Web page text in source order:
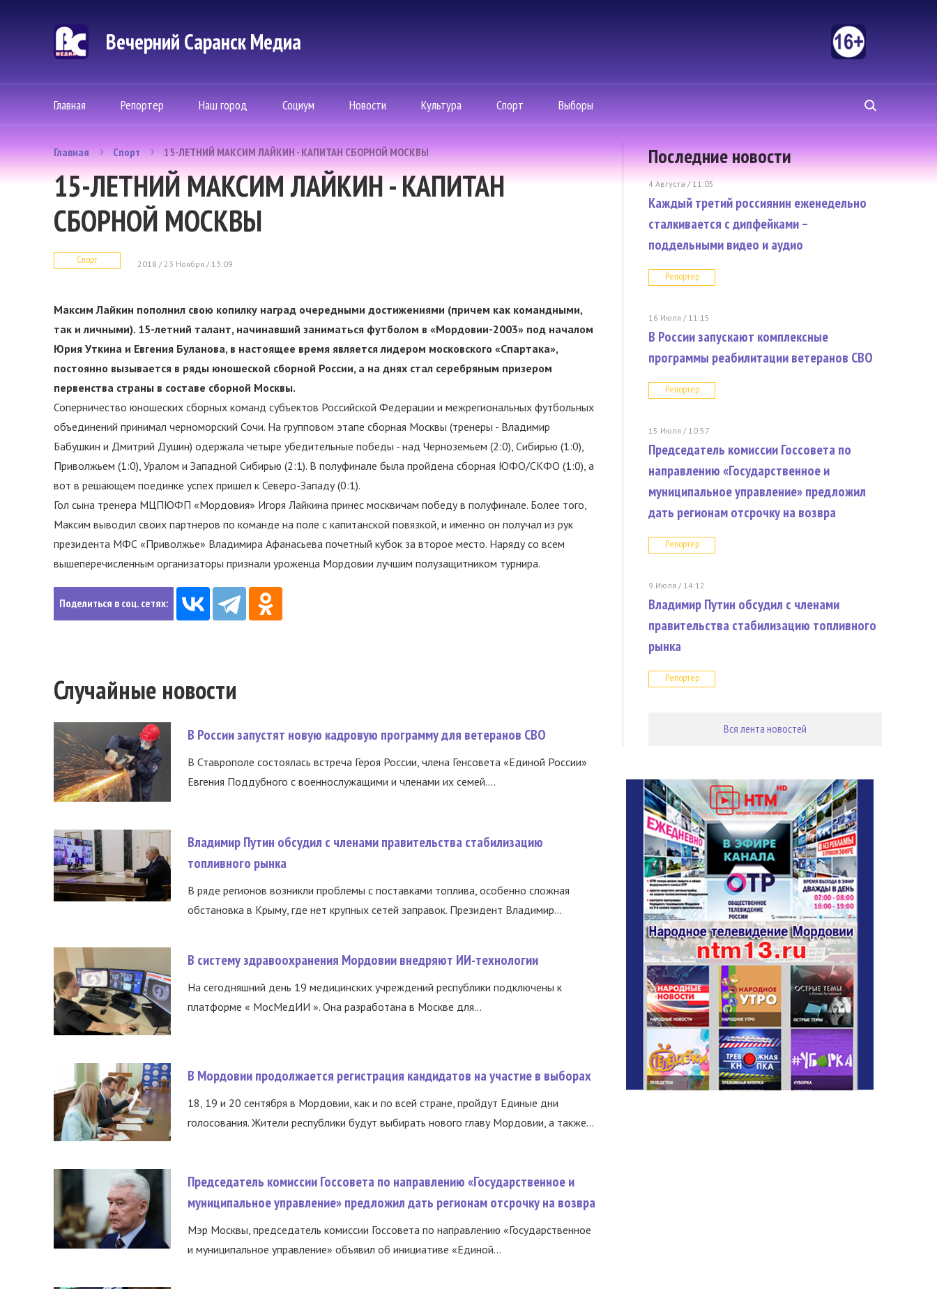
Вечерний Саранск Mедиа
Главная Репортер Наш город Социум Новости Культура Спорт Выборы
Главная Спорт 15-ЛЕТНИЙ МАКСИМ ЛАЙКИН - КАПИТАН СБОРНОЙ МОСКВЫ
15-ЛЕТНИЙ МАКСИМ ЛАЙКИН - КАПИТАН
СБОРНОЙ МОСКВЫ
Спорт 2018 / 23 Ноября / 13:09
Максим Лайкин пополнил свою копилку наград очередными достижениями (причем как командными,
так и личными). 15-летний талант, начинавший заниматься футболом в «Мордовии-2003» под началом
Юрия Уткина и Евгения Буланова, в настоящее время является лидером московского «Спартака»,
постоянно вызывается в ряды юношеской сборной России, а на днях стал серебряным призером
первенства страны в составе сборной Москвы.
Соперничество юношеских сборных команд субъектов Российской Федерации и межрегиональных футбольных
объединений принимал черноморский Сочи. На групповом этапе сборная Москвы (тренеры - Владимир
Бабушкин и Дмитрий Душин) одержала четыре убедительные победы - над Черноземьем (2:0), Сибирью (1:0),
Приволжьем (1:0), Уралом и Западной Сибирью (2:1). В полуфинале была пройдена сборная ЮФО/СКФО (1:0), а
вот в решающем поединке успех пришел к Северо-Западу (0:1).
Гол сына тренера МЦПЮФП «Мордовия» Игоря Лайкина принес москвичам победу в полуфинале. Более того,
Максим выводил своих партнеров по команде на поле с капитанской повязкой, и именно он получал из рук
президента МФС «Приволжье» Владимира Афанасьева почетный кубок за второе место. Наряду со всем
вышеперечисленным организаторы признали уроженца Мордовии лучшим полузащитником турнира.
Поделиться в соц. сетях:
Случайные новости
В России запустят новую кадровую программу для ветеранов СВО
В Ставрополе состоялась встреча Героя России, члена Генсовета «Единой России»
Евгения Поддубного с военнослужащими и членами их семей....
Владимир Путин обсудил с членами правительства стабилизацию
топливного рынка
В ряде регионов возникли проблемы с поставками топлива, особенно сложная
обстановка в Крыму, где нет крупных сетей заправок. Президент Владимир...
В систему здравоохранения Мордовии внедряют ИИ-технологии
На сегодняшний день 19 медицинских учреждений республики подключены к
платформе « МосМедИИ ». Она разработана в Москве для...
В Мордовии продолжается регистрация кандидатов на участие в выборах
18, 19 и 20 сентября в Мордовии, как и по всей стране, пройдут Единые дни
голосования. Жители республики будут выбирать нового главу Мордовии, а также...
Председатель комиссии Госсовета по направлению «Государственное и
муниципальное управление» предложил дать регионам отсрочку на возвра
Мэр Москвы, председатель комиссии Госсовета по направлению «Государственное
и муниципальное управление» объявил об инициативе «Единой...
Последние новости
4 Августа / 11:05
Каждый третий россиянин еженедельно
сталкивается с дипфейками –
поддельными видео и аудио
Репортер
16 Июля / 11:15
В России запускают комплексные
программы реабилитации ветеранов СВО
Репортер
15 Июля / 10:57
Председатель комиссии Госсовета по
направлению «Государственное и
муниципальное управление» предложил
дать регионам отсрочку на возвра
Репортер
9 Июля / 14:12
Владимир Путин обсудил с членами
правительства стабилизацию топливного
рынка
Репортер
Вся лента новостей